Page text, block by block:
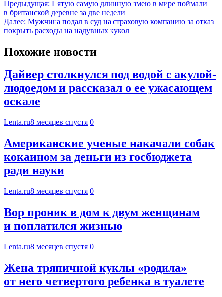
Предыдущая: Пятую самую длинную змею в мире поймали
в британской деревне за две недели
Далее: Мужчина подал в суд на страховую компанию за отказ
покрыть расходы на надувных кукол
Похожие новости
Дайвер столкнулся под водой с акулой-
людоедом и рассказал о ее ужасающем
оскале
Lenta.ru8 месяцев спустя 0
Американские ученые накачали собак
кокаином за деньги из госбюджета
ради науки
Lenta.ru8 месяцев спустя 0
Вор проник в дом к двум женщинам
и поплатился жизнью
Lenta.ru8 месяцев спустя 0
Жена тряпичной куклы «родила»
от него четвертого ребенка в туалете